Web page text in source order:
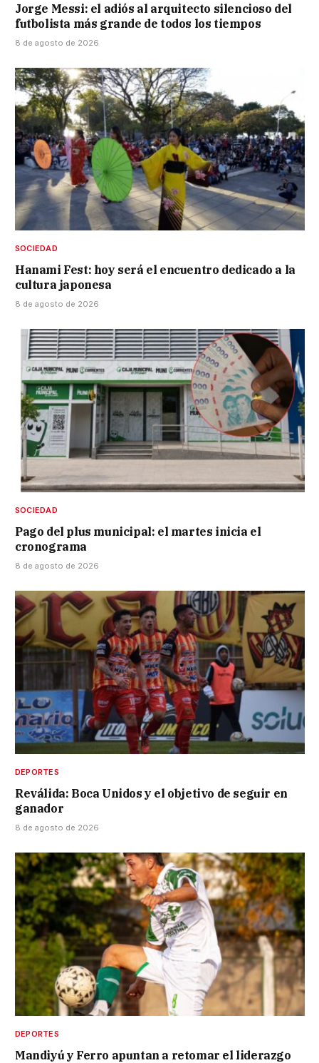
Jorge Messi: el adiós al arquitecto silencioso del
futbolista más grande de todos los tiempos
8 de agosto de 2026
SOCIEDAD
Hanami Fest: hoy será el encuentro dedicado a la
cultura japonesa
8 de agosto de 2026
SOCIEDAD
Pago del plus municipal: el martes inicia el
cronograma
8 de agosto de 2026
DEPORTES
Reválida: Boca Unidos y el objetivo de seguir en
ganador
8 de agosto de 2026
DEPORTES
Mandiyú y Ferro apuntan a retomar el liderazgo